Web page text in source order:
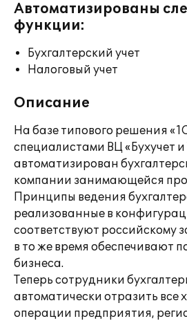
Автоматизированы
функции:
Бухгалтерский учет
Налоговый учет
Описание
На базе типового решения
специалистами ВЦ «Бухучет и
автоматизирован
компании занимающейся
Принципы ведения
реализованные в
соответствуют российскому
в то же время обеспечивают
бизнеса.
Теперь сотрудники
автоматически отразить все
операции предприятия,